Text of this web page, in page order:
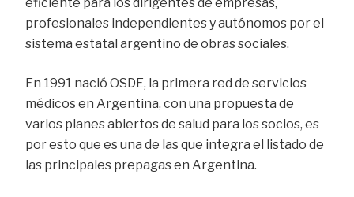
profesionales independientes y autónomos por el
sistema estatal argentino de obras sociales.
En 1991 nació OSDE, la primera red de servicios
médicos en Argentina, con una propuesta de
varios planes abiertos de salud para los socios, es
por esto que es una de las que integra el listado de
las principales prepagas en Argentina.